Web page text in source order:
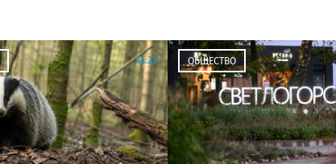
14:23 ОБЩЕСТВО